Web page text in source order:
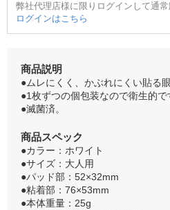
弊社代理店様に限りログインして通
ログインはこちら
商品説明
●ムレにくく、かぶれにくい貼る眼
●1枚ずつの個包装なので衛生的で
●滅菌済。
商品スペック
●カラー：ホワイト
●サイズ：大人用
●パッド部：52×32mm
●粘着部：76×53mm
●本体重量：25g